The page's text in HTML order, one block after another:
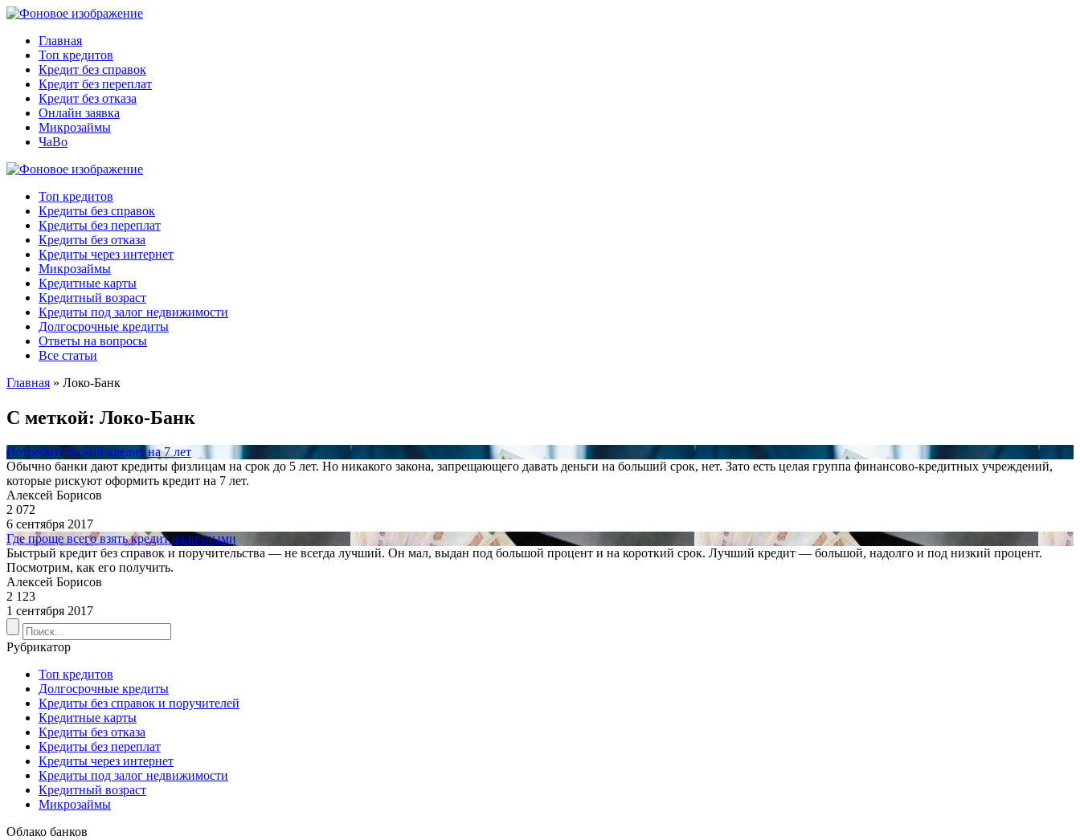
Главная
Топ кредитов
Кредит без справок
Кредит без переплат
Кредит без отказа
Онлайн заявка
Микрозаймы
ЧаВо
Топ кредитов
Кредиты без справок
Кредиты без переплат
Кредиты без отказа
Кредиты через интернет
Микрозаймы
Кредитные карты
Кредитный возраст
Кредиты под залог недвижимости
Долгосрочные кредиты
Ответы на вопросы
Все статьи
Главная » Локо-Банк
С меткой: Локо-Банк
Потребительский кредит на 7 лет
Обычно банки дают кредиты физлицам на срок до 5 лет. Но никакого закона, запрещающего давать деньги на больший срок, нет. Зато есть целая группа финансово-кредитных учреждений,
которые рискуют оформить кредит на 7 лет.
Алексей Борисов
2 072
6 сентября 2017
Где проще всего взять кредит наличными
Быстрый кредит без справок и поручительства — не всегда лучший. Он мал, выдан под большой процент и на короткий срок. Лучший кредит — большой, надолго и под низкий процент.
Посмотрим, как его получить.
Алексей Борисов
2 123
1 сентября 2017
Рубрикатор
Топ кредитов
Долгосрочные кредиты
Кредиты без справок и поручителей
Кредитные карты
Кредиты без отказа
Кредиты без переплат
Кредиты через интернет
Кредиты под залог недвижимости
Кредитный возраст
Микрозаймы
Облако банков